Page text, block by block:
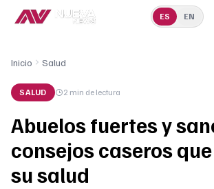
ES EN
Inicio Salud
SALUD 2 min de lectura
Abuelos fuertes y
consejos caseros
su salud